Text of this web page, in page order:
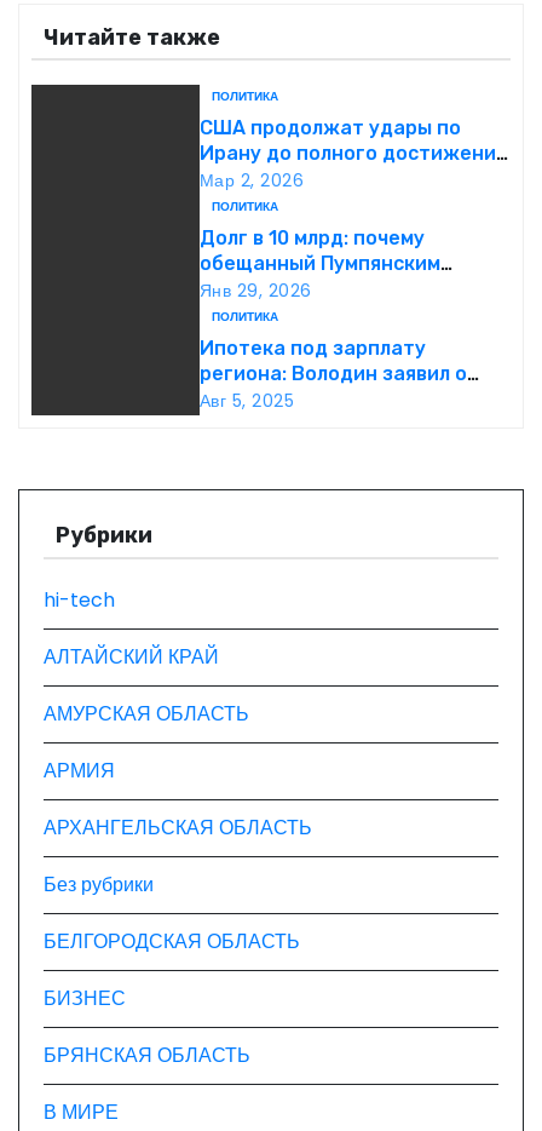
в
и
з
п
и
с
я
м
Читайте также
ПОЛИТИКА
США продолжат удары по
Ирану до полного достижения
целей — Трамп
Мар 2, 2026
ПОЛИТИКА
Долг в 10 млрд: почему
обещанный Пумпянским
научный центр в
Екатеринбурге так и не
построен
Янв 29, 2026
ПОЛИТИКА
Ипотека под зарплату
региона: Володин заявил о
планах дифференцировать
Авг 5, 2025
Рубрики
hi-tech
АЛТАЙСКИЙ КРАЙ
АМУРСКАЯ ОБЛАСТЬ
АРМИЯ
АРХАНГЕЛЬСКАЯ ОБЛАСТЬ
Без рубрики
БЕЛГОРОДСКАЯ ОБЛАСТЬ
БИЗНЕС
БРЯНСКАЯ ОБЛАСТЬ
В МИРЕ